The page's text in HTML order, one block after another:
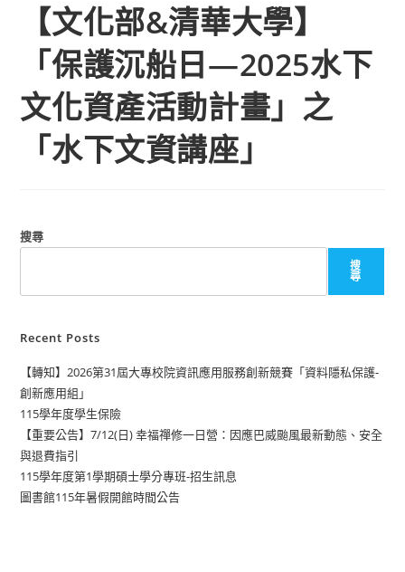
【文化部&清華大學】
「保護沉船日—2025水下
文化資產活動計畫」之
「水下文資講座」
搜尋
搜
尋
Recent Posts
【轉知】2026第31屆大專校院資訊應用服務創新競賽「資料隱私保護-
創新應用組」
115學年度學生保險
【重要公告】7/12(日) 幸福禪修一日營：因應巴威颱風最新動態、安全
與退費指引
115學年度第1學期碩士學分專班-招生訊息
圖書館115年暑假開館時間公告